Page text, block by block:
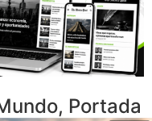
, Portada